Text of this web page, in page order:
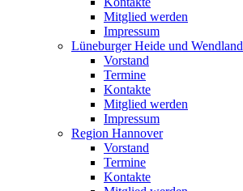
Mitglied werden
Impressum
Lüneburger Heide und Wendland
Vorstand
Termine
Kontakte
Mitglied werden
Impressum
Region Hannover
Vorstand
Termine
Kontakte